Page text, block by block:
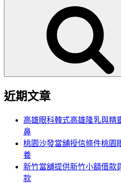
近期文章
高雄眼科韓式高雄隆乳與精
鼻
桃園沙發當舖授信條件桃園
養
新竹當舖提供新竹小額借款
款